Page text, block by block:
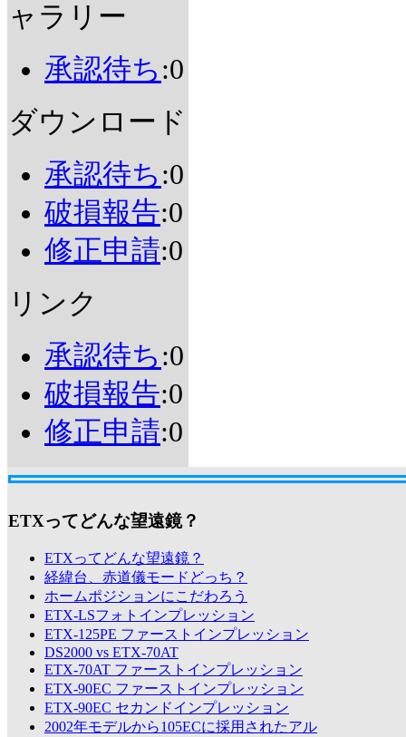
ャラリー
承認待ち :0
ダウンロード
承認待ち :0
破損報告:0
修正申請:0
リンク
承認待ち :0
破損報告:0
修正申請:0
ETXってどんな望遠鏡？
ETXってどんな望遠鏡？
経緯台、赤道儀モードどっち？
ホームポジションにこだわろう
ETX-LSフォトインプレッション
ETX-125PE ファーストインプレッション
DS2000 vs ETX-70AT
ETX-70AT ファーストインプレッション
ETX-90EC ファーストインプレッション
ETX-90EC セカンドインプレッション
2002年モデルから105ECに採用されたアル